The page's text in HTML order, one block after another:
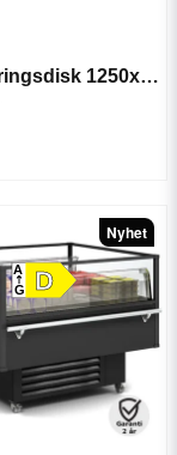
Exponeringsdisk 1250x1107x(h)1440 mm - Velastra
D
A
G
Nyhet